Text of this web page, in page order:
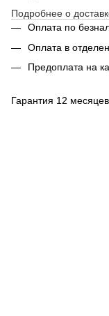
Подробнее о
Оплата по
Оплата в
Предоплата на
Гарантия 12 месяцев